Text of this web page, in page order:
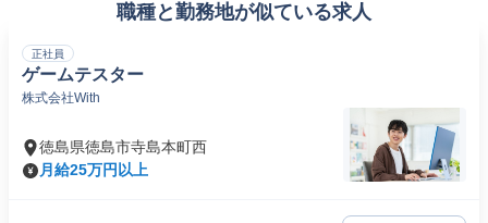
職種と勤務地が似ている求人
正社員
ゲームテスター
株式会社With
徳島県徳島市寺島本町西
月給25万円以上